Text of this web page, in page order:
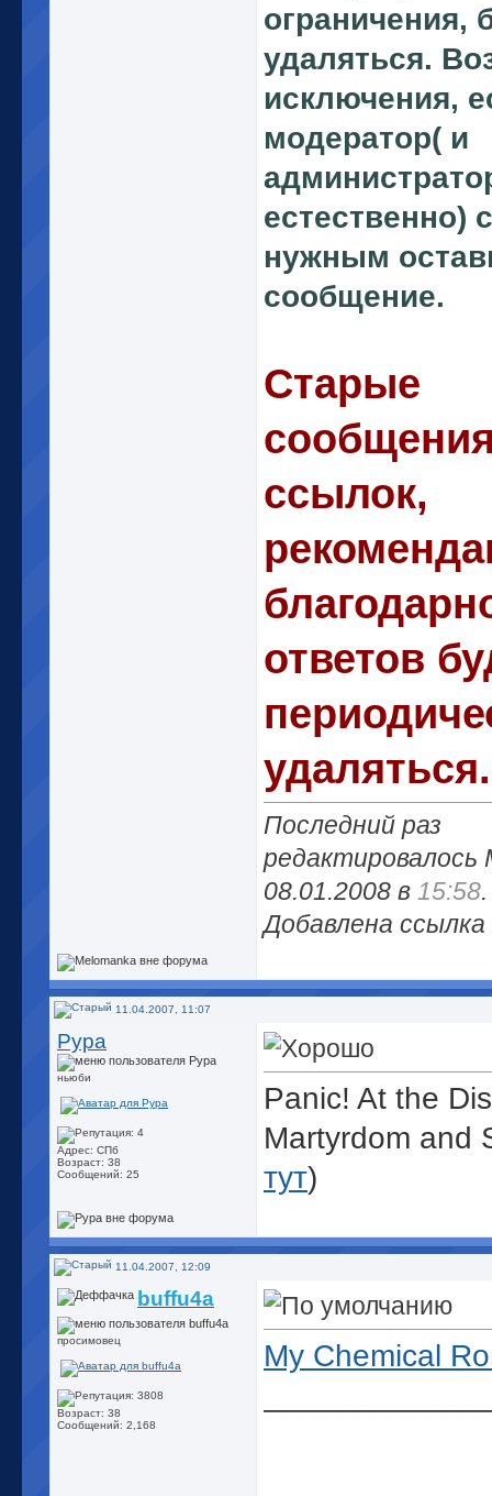
ограничения,
удаляться.
исключения,
модератор( и
естественно)
нужным
сообщение.
Старые
ссылок,
ответов
удаляться.
Последний раз
редактировалось
08.01.2008 в 15:58
Добавлена ссылка
11.04.2007, 11:07
Рура
ньюби
Адрес: СПб
Возраст: 38
Сообщений: 25
Panic! At the
Martyrdom and
тут)
11.04.2007, 12:09
buffu4a
просимовец
Возраст: 38
Сообщений: 2,168
My Chemical